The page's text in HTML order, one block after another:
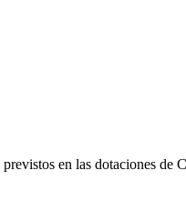
en las dotaciones de